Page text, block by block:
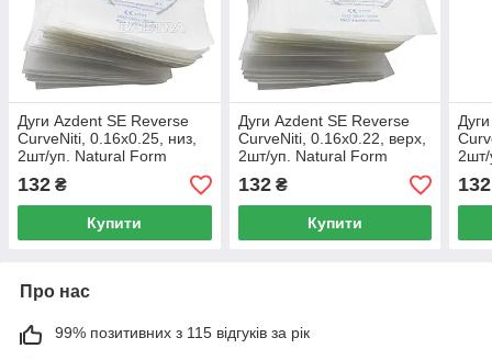
Дуги Azdent SE Reverse
CurveNiti, 0.16x0.25, низ,
2шт/уп. Natural Form
132 ₴
Купити
Дуги Azdent SE Reverse
CurveNiti, 0.16x0.22, верх,
2шт/уп. Natural Form
132₴
Купити
132
Про нас
99% позитивних з 115 відгуків за рік